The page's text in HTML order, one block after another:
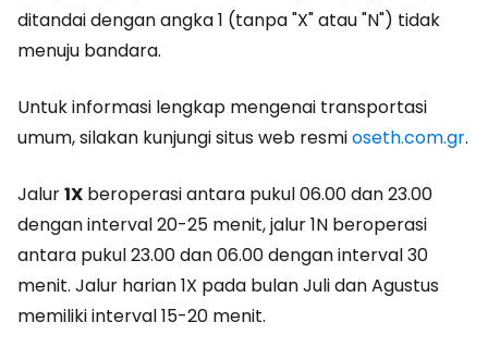
ditandai dengan angka 1 (tanpa "X" atau "N") tidak
menuju bandara.
Untuk informasi lengkap mengenai transportasi
umum, silakan kunjungi situs web resmioseth.com.gr.
Jalur1X beroperasi antara pukul 06.00 dan 23.00
dengan interval 20-25 menit, jalur 1N beroperasi
antara pukul 23.00 dan 06.00 dengan interval 30
menit. Jalur harian 1X pada bulan Juli dan Agustus
memiliki interval 15-20 menit.